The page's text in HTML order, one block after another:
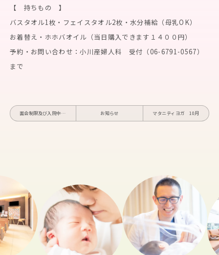
【 持ちもの 】
バスタオル1枚・フェイスタオル2枚・水分補給（母乳OK）
お着替え・ホホバオイル（当日購入できます１４００円）
予約・お問い合わせ：小川産婦人科 受付（06-6791-0567）
まで
面会制限及び入院中の荷物の受け渡しについて お知らせ マタニティヨガ 10月